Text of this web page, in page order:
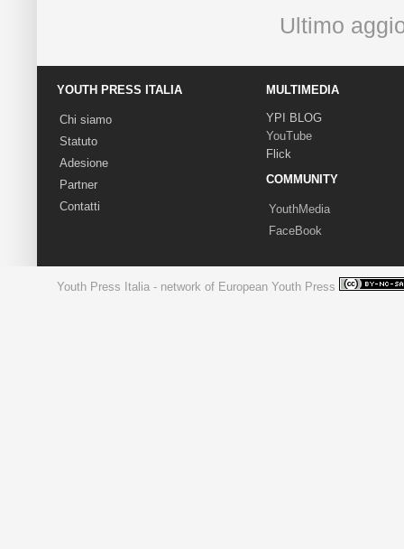
Ultimo
YOUTH PRESS ITALIA
Chi siamo
Statuto
Adesione
Partner
Contatti
MULTIMEDIA
YPI BLOG
YouTube
Flick
COMMUNITY
YouthMedia
FaceBook
Youth Press Italia - network of European Youth Press